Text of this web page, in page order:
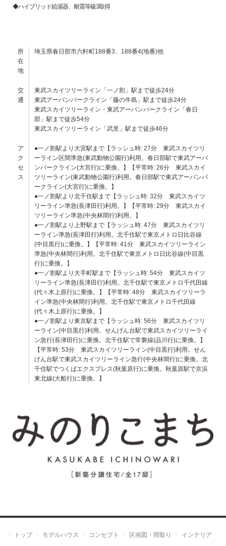
◆ハイブリッド給湯器、耐震等級3取得
所
在
地
埼玉県春日部市六軒町188番3、188番4(地番)他
交
通
東武スカイツリーライン「一ノ割」駅まで徒歩24分
東武アーバンパークライン「藤の牛島」駅まで徒歩24分
東武スカイツリーライン・東武アーバンパークライン「春日
部」駅まで徒歩54分
東武スカイツリーライン「武里」駅まで徒歩46分
ア
ク
セ
ス
●一ノ割駅より大宮駅まで【ラッシュ時: 27分 東武スカイツリ
ーライン区間準急(東武動物公園行)利用。春日部駅で東武アーバ
ンパークライン(大宮行)に乗換。】【平常時: 26分 東武スカイ
ツリーライン(東武動物公園行)利用。春日部駅で東武アーバンパ
ークライン(大宮行)に乗換。】
●一ノ割駅より北千住駅まで【ラッシュ時: 32分 東武スカイツ
リーライン準急(長津田行)利用。】【平常時: 29分 東武スカイ
ツリーライン準急(中央林間行)利用。】
●一ノ割駅より上野駅まで【ラッシュ時: 47分 東武スカイツリ
ーライン準急(長津田行)利用。北千住駅で東京メトロ日比谷線
(中目黒行)に乗換。】【平常時: 41分 東武スカイツリーライン
準急(中央林間行)利用。北千住駅で東京メトロ日比谷線(中目黒
行)に乗換。】
●一ノ割駅より大手町駅まで【ラッシュ時: 54分 東武スカイツ
リーライン準急(長津田行)利用。北千住駅で東京メトロ千代田線
(代々木上原行)に乗換。】【平常時: 48分 東武スカイツリーラ
イン準急(中央林間行)利用。北千住駅で東京メトロ千代田線
(代々木上原行)に乗換。】
●一ノ割駅より東京駅まで【ラッシュ時: 56分 東武スカイツリ
ーライン(中目黒行)利用。せんげん台駅で東武スカイツリーライ
ン急行(長津田行)に乗換。北千住駅で常磐線(品川行)に乗換。】
【平常時: 53分 東武スカイツリーライン(中目黒行)利用。せん
げん台駅で東武スカイツリーライン急行(中央林間行)に乗換。北
千住駅でつくばエクスプレス(秋葉原行)に乗換。秋葉原駅で京浜
東北線(大船行)に乗換。】
トップ モデルハウス コンセプト 区画図・間取り インテリア